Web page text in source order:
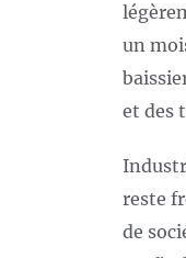
un
et des
reste
de